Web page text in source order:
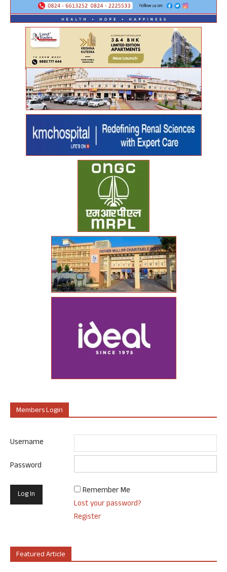
Members Login
Username
Password
Remember Me
Lost your password?
Register
Featured Article